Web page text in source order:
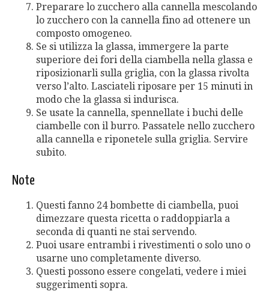
Preparare lo zucchero alla cannella mescolando
lo zucchero con la cannella fino ad ottenere un
composto omogeneo.
Se si utilizza la glassa, immergere la parte
superiore dei fori della ciambella nella glassa e
riposizionarli sulla griglia, con la glassa rivolta
verso l’alto. Lasciateli riposare per 15 minuti in
modo che la glassa si indurisca.
Se usate la cannella, spennellate i buchi delle
ciambelle con il burro. Passatele nello zucchero
alla cannella e riponetele sulla griglia. Servire
subito.
Note
Questi fanno 24 bombette di ciambella, puoi
dimezzare questa ricetta o raddoppiarla a
seconda di quanti ne stai servendo.
Puoi usare entrambi i rivestimenti o solo uno o
usarne uno completamente diverso.
Questi possono essere congelati, vedere i miei
suggerimenti sopra.